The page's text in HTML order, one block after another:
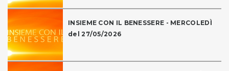
INSIEME CON IL BENESSERE - MERCOLEDÌ
del 27/05/2026